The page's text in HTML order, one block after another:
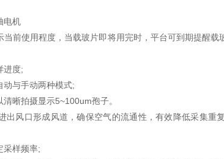
电机
使用程度，当载玻片即将用完时，平台可到期提醒载
度;
与手动两种模式;
晰拍摄显示5~100um孢子。
风口形成风道，确保空气的流通性，有效降低采集重
样频率;